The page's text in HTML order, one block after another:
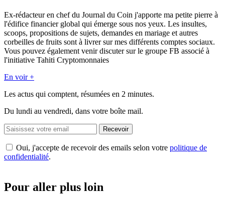
Ex-rédacteur en chef du Journal du Coin j'apporte ma petite pierre à
l'édifice financier global qui émerge sous nos yeux. Les insultes,
scoops, propositions de sujets, demandes en mariage et autres
corbeilles de fruits sont à livrer sur mes différents comptes sociaux.
Vous pouvez également venir discuter sur le groupe FB associé à
l'initiative Tahiti Cryptomonnaies
En voir +
Les actus qui comptent, résumées en 2 minutes.
Du lundi au vendredi, dans votre boîte mail.
Recevoir
Oui, j'accepte de recevoir des emails selon votre politique de
confidentialité.
Pour aller plus loin